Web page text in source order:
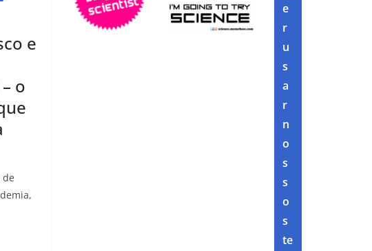
e
o
de
e
r
u
s
a
r
n
o
s
s
o
s
te